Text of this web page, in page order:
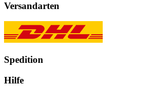
Versandarten
Spedition
Hilfe